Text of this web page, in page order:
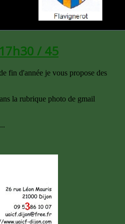
/ 45
fin d'année je vous propose des
la rubrique photo de gmail